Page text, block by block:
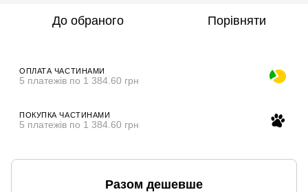
До обраного Порівняти
ОПЛАТА ЧАСТИНАМИ
5 платежів по 1 384.60 грн
ПОКУПКА ЧАСТИНАМИ
5 платежів по 1 384.60 грн
Разом дешевше